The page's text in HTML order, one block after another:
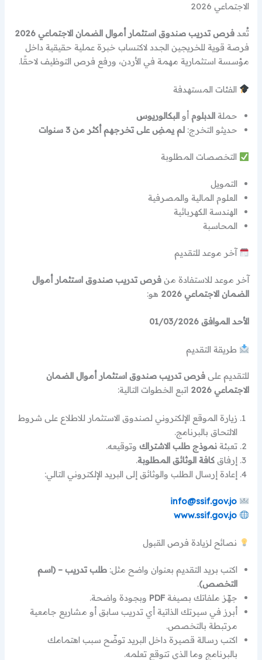
الاجتماعي 2026
تُعدفرص تدريب صندوق استثمار أموال الضمان الاجتماعي 2026
فرصة قوية للخريجين الجدد لاكتساب خبرة عملية حقيقية داخل
مؤسسة استثمارية مهمة في الأردن، ورفع فرص التوظيف لاحقًا.
الفئات المستهدفة
حملةالدبلوم أوالبكالوريوس
حديثو التخرج:لم يمضِ على تخرجهم أكثر من 3 سنوات
التخصصات المطلوبة
التمويل
العلوم المالية والمصرفية
الهندسة الكهربائية
المحاسبة
آخر موعد للتقديم
آخر موعد للاستفادة منفرص تدريب صندوق استثمار أموال
الضمان الاجتماعي 2026
هو:
الأحد الموافق 01/03/2026
طريقة التقديم
للتقديم علىفرص تدريب صندوق استثمار أموال الضمان
الاجتماعي 2026
اتبع الخطوات التالية:
زيارة الموقع الإلكتروني لصندوق الاستثمار للاطلاع على شروط
الالتحاق بالبرنامج.
تعبئةنموذج طلب الاشتراك وتوقيعه.
إرفاقكافة الوثائق المطلوبة.
إعادة إرسال الطلب والوثائق إلى البريد الإلكتروني التالي:
info@ssif.gov.jo
www.ssif.gov.jo
نصائح لزيادة فرص القبول
اكتب بريد التقديم بعنوان واضح مثل:طلب تدريب – (اسم
التخصص).
جهّز ملفاتك بصيغةPDF وبجودة واضحة.
أبرز في سيرتك الذاتية أي تدريب سابق أو مشاريع جامعية
مرتبطة بالتخصص.
اكتب رسالة قصيرة داخل البريد توضّح سبب اهتمامك
بالبرنامج وما الذي تتوقع تعلمه.